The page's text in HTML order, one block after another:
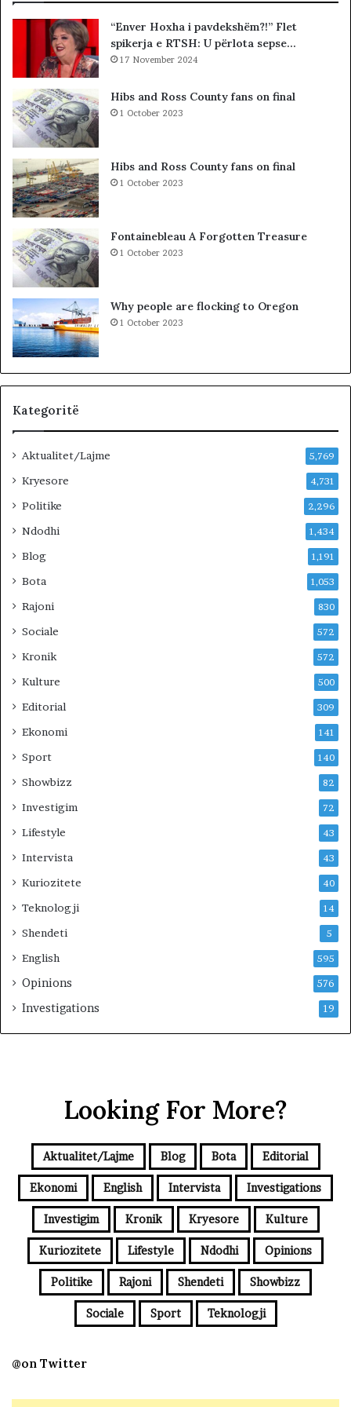
d
l
r
i
t
a
k
m
i
n
!
“Enver Hoxha i pavdekshëm?!” Flet
spikerja e RTSH: U përlota sepse…
17 November 2024
Hibs and Ross County fans on final
1 October 2023
Hibs and Ross County fans on final
1 October 2023
Fontainebleau A Forgotten Treasure
1 October 2023
Why people are flocking to Oregon
1 October 2023
Kategoritë
Aktualitet/Lajme 5,769
Kryesore 4,731
Politike 2,296
Ndodhi 1,434
Blog 1,191
Bota 1,053
Rajoni 830
Sociale 572
Kronik 572
Kulture 500
Editorial 309
Ekonomi 141
Sport 140
Showbizz 82
Investigim 72
Lifestyle 43
Intervista 43
Kuriozitete 40
Teknologji 14
Shendeti 5
English 595
Opinions 576
Investigations 19
Looking For More?
Aktualitet/Lajme Blog Bota Editorial
Ekonomi English Intervista Investigations
Investigim Kronik Kryesore Kulture
Kuriozitete Lifestyle Ndodhi Opinions
Politike Rajoni Shendeti Showbizz
Sociale Sport Teknologji
@on Twitter